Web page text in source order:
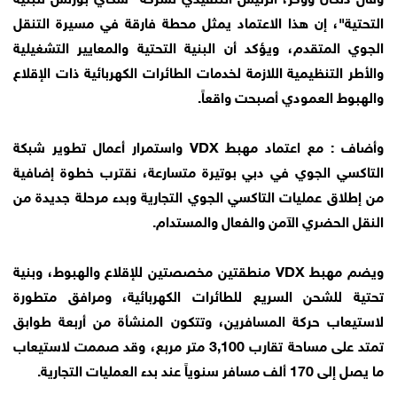
التحتية"، إن هذا الاعتماد يمثل محطة فارقة في مسيرة التنقل
الجوي المتقدم، ويؤكد أن البنية التحتية والمعايير التشغيلية
والأطر التنظيمية اللازمة لخدمات الطائرات الكهربائية ذات الإقلاع
والهبوط العمودي أصبحت واقعاً.
وأضاف : مع اعتماد مهبط VDX واستمرار أعمال تطوير شبكة
التاكسي الجوي في دبي بوتيرة متسارعة، نقترب خطوة إضافية
من إطلاق عمليات التاكسي الجوي التجارية وبدء مرحلة جديدة من
النقل الحضري الآمن والفعال والمستدام.
ويضم مهبط VDX منطقتين مخصصتين للإقلاع والهبوط، وبنية
تحتية للشحن السريع للطائرات الكهربائية، ومرافق متطورة
لاستيعاب حركة المسافرين، وتتكون المنشأة من أربعة طوابق
تمتد على مساحة تقارب 3,100 متر مربع، وقد صممت لاستيعاب
ما يصل إلى 170 ألف مسافر سنوياً عند بدء العمليات التجارية.